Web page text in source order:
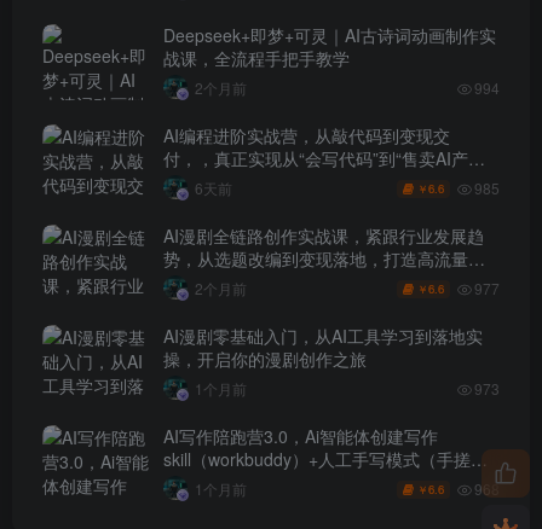
Deepseek+即梦+可灵｜AI古诗词动画制作实
战课，全流程手把手教学
2个月前 994
AI编程进阶实战营，从敲代码到变现交
付，，真正实现从“会写代码”到“售卖AI产品
盈利”的跨越
6天前 ￥6.6 985
AI漫剧全链路创作实战课，紧跟行业发展趋
势，从选题改编到变现落地，打造高流量优
质作品2个月前 ￥6.6 977
AI漫剧零基础入门，从AI工具学习到落地实
操，开启你的漫剧创作之旅
1个月前 973
AI写作陪跑营3.0，Ai智能体创建写作
skill（workbuddy）+人工手写模式（手搓模
式），去除AI痕迹（头条号、公众号、百家
号）
1个月前 ￥6.6 968